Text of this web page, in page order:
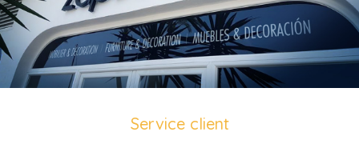
Service client